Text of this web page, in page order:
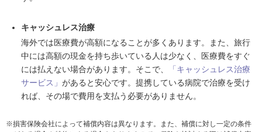
キャッシュレス治療
海外では医療費が高額になることが多くあります。また、旅行
中には高額の現金を持ち歩いている人は少なく、医療費をすぐ
には払えない場合があります。そこで、
「キャッシュレス治療
サービス」 があると安心です。提携している病院で治療を受け
れば、その場で費用を支払う必要がありません。
損害保険会社によって補償内容は異なります。また、補償に対し一定の条件